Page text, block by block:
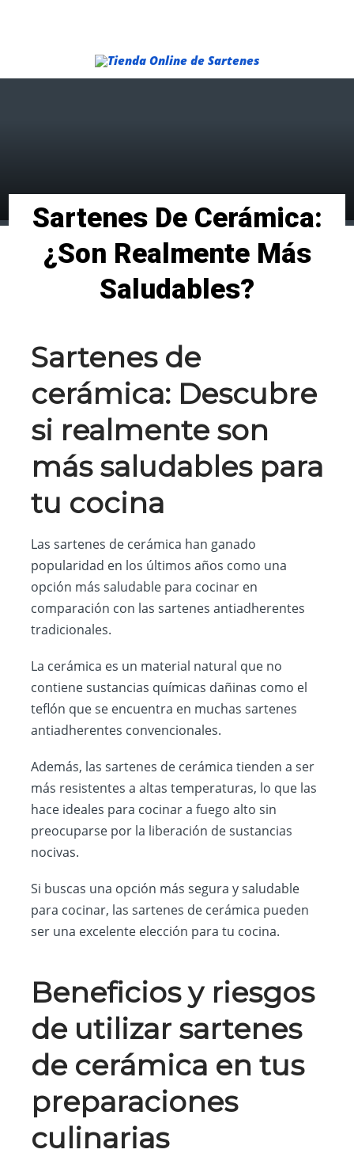
Sartenes De Cerámica:
¿son Realmente Más
Saludables?
Sartenes de
cerámica: Descubre
si realmente son
más saludables para
tu cocina
Las sartenes de cerámica han ganado
popularidad en los últimos años como una
opción más saludable para cocinar en
comparación con las sartenes antiadherentes
tradicionales.
La cerámica es un material natural que no
contiene sustancias químicas dañinas como el
teflón que se encuentra en muchas sartenes
antiadherentes convencionales.
Además, las sartenes de cerámica tienden a ser
más resistentes a altas temperaturas, lo que las
hace ideales para cocinar a fuego alto sin
preocuparse por la liberación de sustancias
nocivas.
Si buscas una opción más segura y saludable
para cocinar, las sartenes de cerámica pueden
ser una excelente elección para tu cocina.
Beneficios y riesgos
de utilizar sartenes
de cerámica en tus
preparaciones
culinarias